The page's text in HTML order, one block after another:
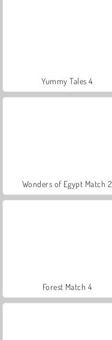
Yummy Tales 4
Wonders of Egypt Match 2
Forest Match 4